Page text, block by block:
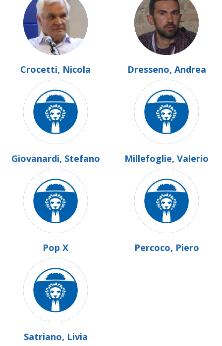
Crocetti, Nicola Dresseno, Andrea
Giovanardi, Stefano Millefoglie, Valerio
Pop X Percoco, Piero
Satriano, Livia